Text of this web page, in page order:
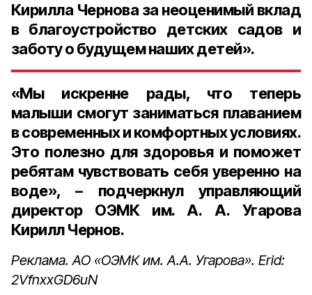
Кирилла Чернова за неоценимый вклад
в благоустройство детских садов и
заботу о будущем наших детей».
«Мы искренне рады, что теперь
малыши смогут заниматься плаванием
в современных и комфортных условиях.
Это полезно для здоровья и поможет
ребятам чувствовать себя уверенно на
воде», – подчеркнул управляющий
директор ОЭМК им. А. А. Угарова
Кирилл Чернов.
Реклама. АО «ОЭМК им. А.А. Угарова». Erid:
2VfnxxGD6uN